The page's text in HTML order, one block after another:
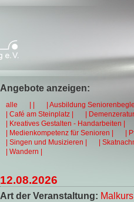
Angebote anzeigen:
alle | |
| Ausbildung
| Café am Steinplatz |
|
| Kreatives Gestalten - Handarbeiten |
| Medienkompetenz für Senioren |
|
| Singen und Musizieren |
|
| Wandern |
12.08.2026
Art der Veranstaltung: Malkurs